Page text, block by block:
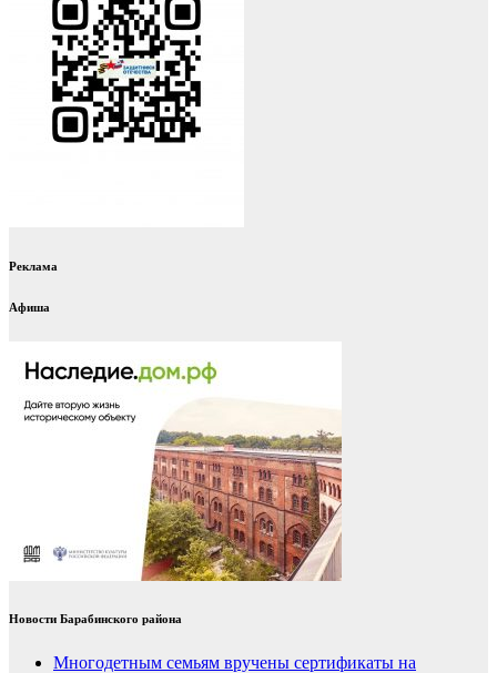
Реклама
Афиша
Новости Барабинского района
Многодетным семьям вручены сертификаты на